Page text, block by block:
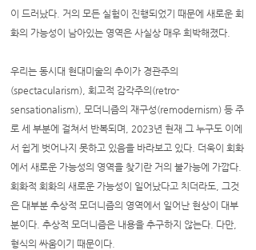
이 드러났다. 거의 모든 실험이 진행되었기 때문에 새로운 회
화의 가능성이 남아있는 영역은 사실상 매우 희박해졌다.
우리는 동시대 현대미술의 추이가 경관주의
(spectacularism), 회고적 감각주의(retro-
sensationalism), 모더니즘의 재구성(remodernism) 등 주
로 세 부분에 걸쳐서 반복되며, 2023년 현재 그 누구도 이에
서 쉽게 벗어나지 못하고 있음을 바라보고 있다. 더욱이 회화
에서 새로운 가능성의 영역을 찾기란 거의 불가능에 가깝다.
회화적 회화의 새로운 가능성이 일어났다고 치더라도, 그것
은 대부분 추상적 모더니즘의 영역에서 일어난 현상이 대부
분이다. 추상적 모더니즘은 내용을 추구하지 않는다. 다만,
형식의 싸움이기 때문이다.